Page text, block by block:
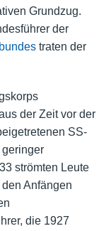
Grundzug.
der
traten der
der Zeit vor der
SS-
geringer
strömten Leute
Anfängen
die 1927